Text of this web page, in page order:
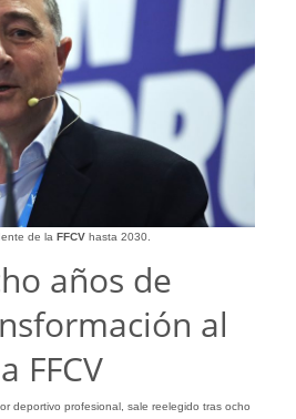
de la FFCVhasta 2030.
años de
al
FFCV
deportivo profesional, sale reelegido tras ocho